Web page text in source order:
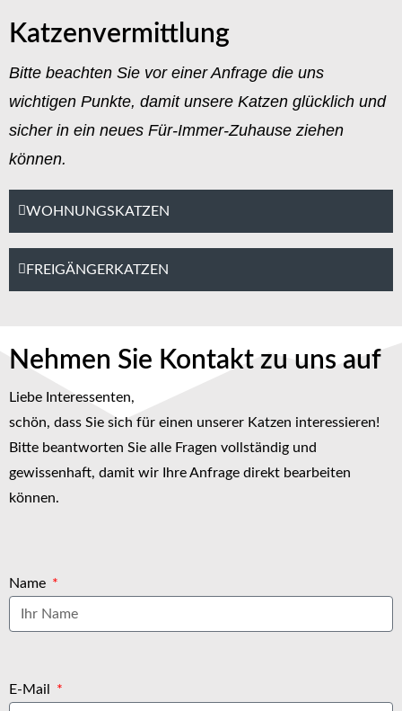
Katzenvermittlung
Bitte beachten Sie vor einer Anfrage die uns
wichtigen Punkte, damit unsere Katzen glücklich und
sicher in ein neues Für-Immer-Zuhause ziehen
können.
WOHNUNGSKATZEN
FREIGÄNGERKATZEN
Nehmen Sie Kontakt zu uns auf
Liebe Interessenten,
schön, dass Sie sich für einen unserer Katzen interessieren!
Bitte beantworten Sie alle Fragen vollständig und
gewissenhaft, damit wir Ihre Anfrage direkt bearbeiten
können.
Name
E-Mail